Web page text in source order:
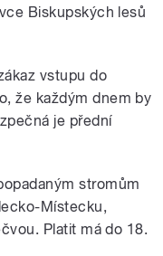
Biskupských lesů
vstupu do
že každým dnem by
je přední
stromům
Místecku,
Platit má do 18.